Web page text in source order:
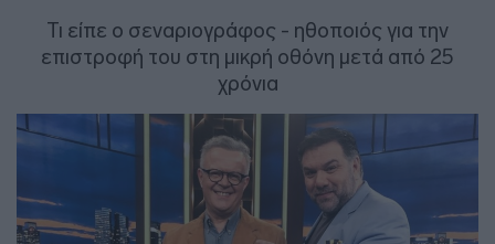
Τι είπε o σεναριογράφος - ηθοποιός για την
επιστροφή του στη μικρή οθόνη μετά από 25
χρόνια